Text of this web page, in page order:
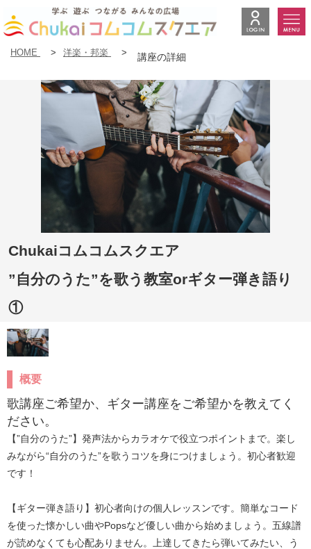
HOME > 洋楽・邦楽 > 講座の詳細
Chukaiコムコムスクエア
”自分のうた”を歌う教室orギター弾き語り
①
概要
歌講座ご希望か、ギター講座をご希望かを教えてく
ださい。
【”自分のうた”】発声法からカラオケで役立つポイントまで。楽し
みながら“自分のうた”を歌うコツを身につけましょう。初心者歓迎
です！
【ギター弾き語り】初心者向けの個人レッスンです。簡単なコード
を使った懐かしい曲やPopsなど優しい曲から始めましょう。五線譜
が読めなくても心配ありません。上達してきたら弾いてみたい、う